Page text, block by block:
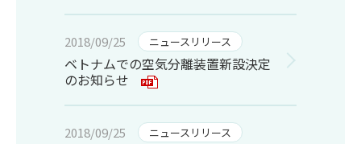
2018/09/25 ニュースリリース
ベトナムでの空気分離装置新設決定
のお知らせ
2018/09/25 ニュースリリース